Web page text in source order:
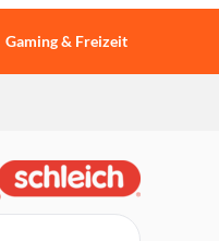
Gaming & Freizeit